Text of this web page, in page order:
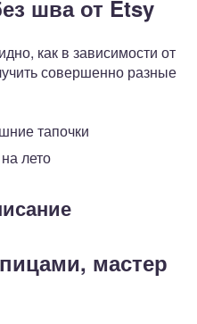
шва от Etsy
как в зависимости от
совершенно разные
тапочки
лето
мастер